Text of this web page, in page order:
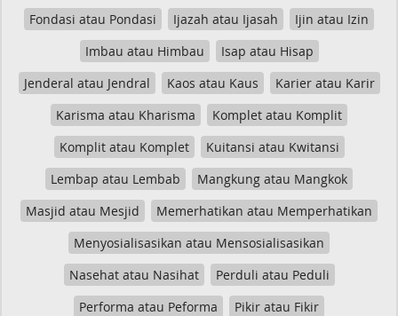
Fondasi atau Pondasi
Ijazah atau Ijasah
Ijin atau Izin
Imbau atau Himbau
Isap atau Hisap
Jenderal atau Jendral
Kaos atau Kaus
Karier atau Karir
Karisma atau Kharisma
Komplet atau Komplit
Komplit atau Komplet
Kuitansi atau Kwitansi
Lembap atau Lembab
Mangkung atau Mangkok
Masjid atau Mesjid
Memerhatikan atau Memperhatikan
Menyosialisasikan atau Mensosialisasikan
Nasehat atau Nasihat
Perduli atau Peduli
Performa atau Peforma
Pikir atau Fikir